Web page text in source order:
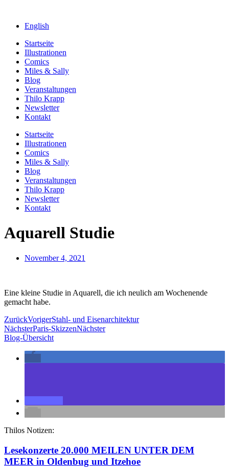
English
Startseite
Illustrationen
Comics
Miles & Sally
Blog
Veranstaltungen
Thilo Krapp
Newsletter
Kontakt
Startseite
Illustrationen
Comics
Miles & Sally
Blog
Veranstaltungen
Thilo Krapp
Newsletter
Kontakt
Aquarell Studie
November 4, 2021
Eine kleine Studie in Aquarell, die ich neulich am Wochenende
gemacht habe.
ZurückVorigerStahl- und Eisenarchitektur
NächsterParis-SkizzenNächster
Blog-Übersicht
Thilos Notizen:
Lesekonzerte 20.000 MEILEN UNTER DEM
MEER in Oldenbug und Itzehoe